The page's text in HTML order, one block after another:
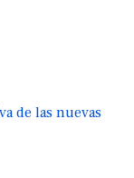
de las nuevas